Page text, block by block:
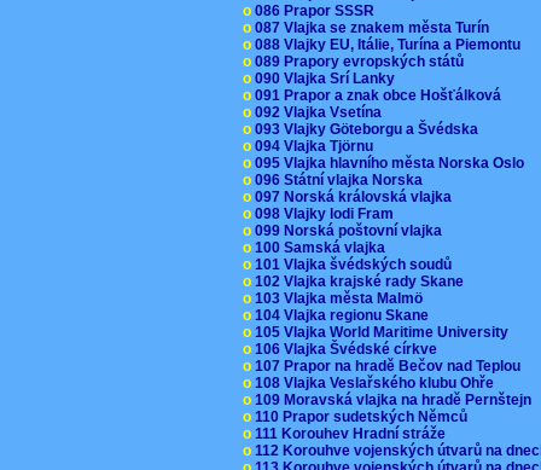
o 086 Prapor SSSR
o 087 Vlajka se znakem města Turín
o 088 Vlajky EU, Itálie, Turína a Piemontu
o 089 Prapory evropských států
o 090 Vlajka Srí Lanky
o 091 Prapor a znak obce Hošťálková
o 092 Vlajka Vsetína
o 093 Vlajky Göteborgu a Švédska
o 094 Vlajka Tjörnu
o 095 Vlajka hlavního města Norska Oslo
o 096 Státní vlajka Norska
o 097 Norská královská vlajka
o 098 Vlajky lodi Fram
o 099 Norská poštovní vlajka
o 100 Samská vlajka
o 101 Vlajka švédských soudů
o 102 Vlajka krajské rady Skane
o 103 Vlajka města Malmö
o 104 Vlajka regionu Skane
o 105 Vlajka World Maritime University
o 106 Vlajka Švédské církve
o 107 Prapor na hradě Bečov nad Teplou
o 108 Vlajka Veslařského klubu Ohře
o 109 Moravská vlajka na hradě Pernštejn
o 110 Prapor sudetských Němců
o 111 Korouhev Hradní stráže
o 112 Korouhve vojenských útvarů na